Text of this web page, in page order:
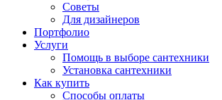
Советы
Для дизайнеров
Портфолио
Услуги
Помощь в выборе сантехники
Установка сантехники
Как купить
Способы оплаты